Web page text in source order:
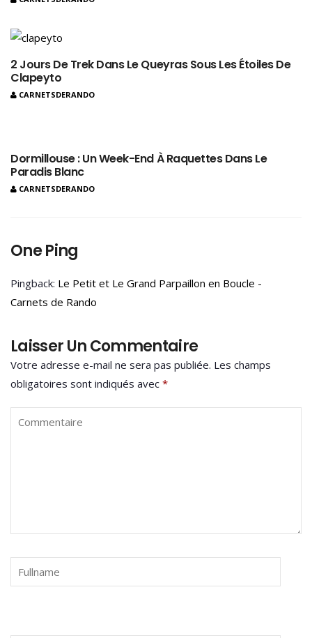
2 Jours De Trek Dans Le Queyras Sous Les Étoiles De
Clapeyto
CARNETSDERANDO
Dormillouse : Un Week-End À Raquettes Dans Le
Paradis Blanc
CARNETSDERANDO
One Ping
Pingback: Le Petit et Le Grand Parpaillon en Boucle -
Carnets de Rando
Laisser Un Commentaire
Votre adresse e-mail ne sera pas publiée. Les champs
obligatoires sont indiqués avec *